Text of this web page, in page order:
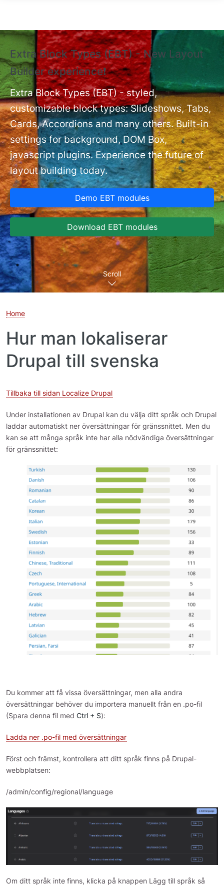
Extra Block Types (EBT) - New Layout
Builder experience❗
Extra Block Types (EBT) - styled,
customizable block types: Slideshows, Tabs,
Cards, Accordions and many others. Built-in
settings for background, DOM Box,
javascript plugins. Experience the future of
layout building today.
Demo EBT modules
Download EBT modules
Scroll
Home
Hur man lokaliserar
Drupal till svenska
Tillbaka till sidan Localize Drupal
Under installationen av Drupal kan du välja ditt språk och Drupal
laddar automatiskt ner översättningar för gränssnittet. Men du
kan se att många språk inte har alla nödvändiga översättningar
för gränssnittet:
Du kommer att få vissa översättningar, men alla andra
översättningar behöver du importera manuellt från en .po-fil
(Spara denna fil med Ctrl + S):
Ladda ner .po-fil med översättningar
Först och främst, kontrollera att ditt språk finns på Drupal-
webbplatsen:
/admin/config/regional/language
Om ditt språk inte finns, klicka på knappen Lägg till språk så